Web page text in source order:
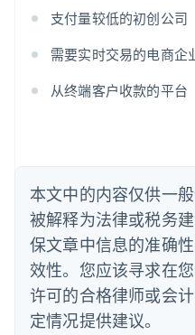
支付量较低的初创公司
需要实时交易的电商企
从终端客户收款的平台
本文中的内容仅供一
被解释为法律或税务
保文章中信息的准确
效性。您应该寻求在
许可的合格律师或会
定情况提供建议。
澳大利亚
English
巴西
PortuguêsEnglish
保加利亚
English
丹麦
English
德国
DeutschEnglish
法国
FrançaisEnglish
芬兰
EnglishSvenska